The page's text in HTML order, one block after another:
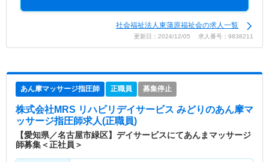
社会福祉法人東蒲原福祉会の求人一覧
更新日：2024/12/05 求人番号：9838211
あん摩マッサージ指圧師 正職員 募集停止
株式会社MRS リハビリデイサービス みどりのあん摩マ
ッサージ指圧師求人(正職員)
【愛知県／名古屋市緑区】デイサービスにてあんまマッサージ
師募集＜正社員＞